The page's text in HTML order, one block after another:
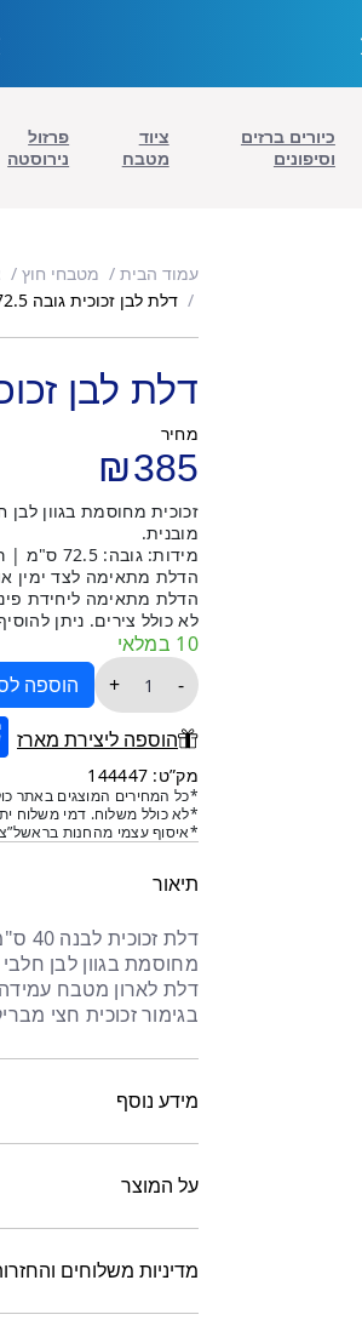
כיורים ברזים
וסיפונים
ציוד
מטבח
פרזול
נירוסטה
עמוד הבית מטבחי חוץ
דלת לבן זכוכית גובה 72.5 רוחב 41.7
דלת לבן זכוכית גובה
מחיר
₪385
מובנית.
מידות: גובה: 72.5 ס"מ | רוחב: 41.7 ס"מ | עובי: 2 ס"מ.
הדלת מתאימה לצד ימין
הדלת מתאימה ליחידת
לא כולל צירים. ניתן
10 במלאי
-
כמות
דלת
לבן
זכוכית
גובה
72.5
רוחב
+ הוספה
הוספה ליצירת מארז
מק”ט: 144447
*כל המחירים המוצגים באתר
*לא כולל משלוח. דמי משלוח
*איסוף עצמי מהחנות
תיאור
מחוסמת בגוון לבן
דלת לארון מטבח
בגימור זכוכית חצי
מידע נוסף
על המוצר
מדיניות משלוחים